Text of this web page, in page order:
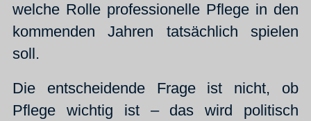
welche Rolle professionelle Pflege in den
kommenden Jahren tatsächlich spielen
soll.
Die entscheidende Frage ist nicht, ob
Pflege wichtig ist – das wird politisch